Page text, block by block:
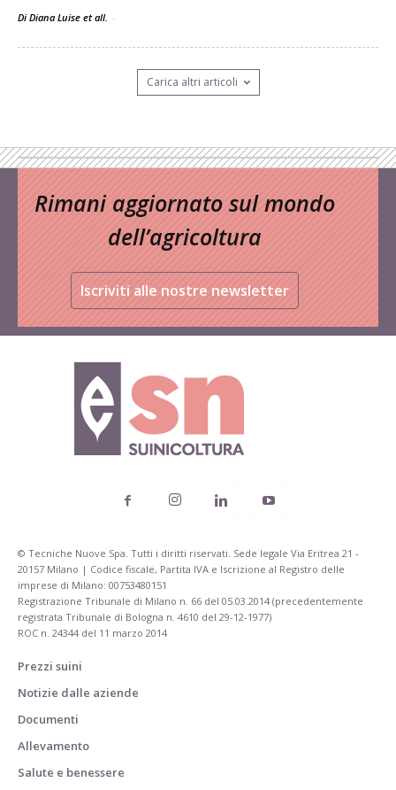
Di Diana Luise et all. -
Carica altri articoli
Rimani aggiornato sul mondo
dell’agricoltura
Iscriviti alle nostre newsletter
© Tecniche Nuove Spa. Tutti i diritti riservati. Sede legale Via Eritrea 21 -
20157 Milano | Codice fiscale, Partita IVA e Iscrizione al Registro delle
imprese di Milano: 00753480151
Registrazione Tribunale di Milano n. 66 del 05.03.2014 (precedentemente
registrata Tribunale di Bologna n. 4610 del 29-12-1977)
ROC n. 24344 del 11 marzo 2014
Prezzi suini
Notizie dalle aziende
Documenti
Allevamento
Salute e benessere